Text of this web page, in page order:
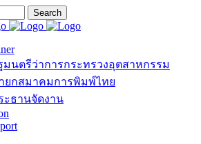
มนตรีว่าการกระทรวงอุตสาหกรรม
ยกสมาคมการพิมพ์ไทย
ะธานจัดงาน